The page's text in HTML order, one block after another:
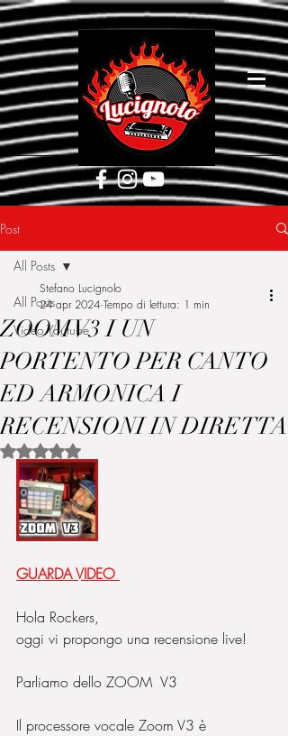
[google5752d089b3584a1d.html]
Post
All Posts
Video Youtube
All Posts
ZOOM V3 I UN
PORTENTO PER CANTO
ED ARMONICA I
RECENSIONI IN DIRETTA
Stefano Lucignolo
24 apr 2024 Tempo di lettura: 1 min
Valutazione NaN stelle su 5.
GUARDA VIDEO
Hola Rockers,
oggi vi propongo una recensione live!
Parliamo dello ZOOM  V3
Il processore vocale Zoom V3 è